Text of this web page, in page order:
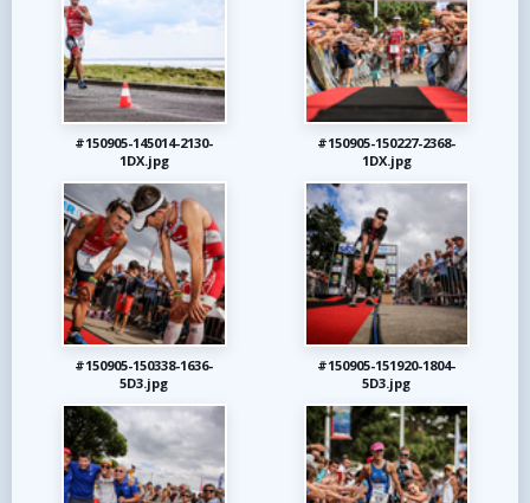
#150905-145014-2130-
1DX.jpg
#150905-150227-2368-
1DX.jpg
#150905-150338-1636-
5D3.jpg
#150905-151920-1804-
5D3.jpg